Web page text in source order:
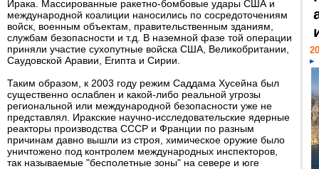
Ирака. Массированные ракетно-бомбовые удары США и
международной коалиции наносились по сосредоточениям
войск, военным объектам, правительственным зданиям,
службам безопасности и т.д. В наземной фазе той операции
приняли участие сухопутные войска США, Великобритании,
Саудовской Аравии, Египта и Сирии.
Таким образом, к 2003 году режим Саддама Хусейна был
существенно ослаблен и какой-либо реальной угрозы
региональной или международной безопасности уже не
представлял. Иракские научно-исследовательские ядерные
реакторы производства СССР и Франции по разным
причинам давно вышли из строя, химическое оружие было
уничтожено под контролем международных инспекторов,
так называемые "бесполетные зоны" на севере и юге